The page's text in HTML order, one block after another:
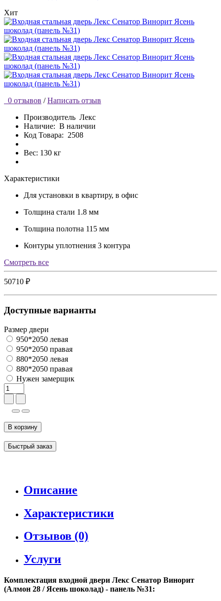
Хит
0 отзывов / Написать отзыв
Производитель Лекс
Наличие: В наличии
Код Товара: 2508
Вес: 130 кг
Характеристики
Для установки в квартиру, в офис
Толщина стали 1.8 мм
Толщина полотна 115 мм
Контуры уплотнения 3 контура
Cмотреть все
50710 ₽
Доступные варианты
Размер двери
950*2050 левая
950*2050 правая
880*2050 левая
880*2050 правая
Нужен замерщик
В корзину
Быстрый заказ
Описание
Характеристики
Отзывов (0)
Услуги
Комплектация входной двери Лекс Сенатор Винорит
(Алмон 28 / Ясень шоколад) - панель №31: